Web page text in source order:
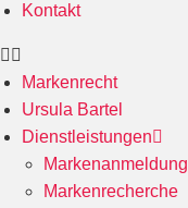
Kontakt
Markenrecht
Ursula Bartel
Dienstleistungen
Markenanmeldung
Markenrecherche